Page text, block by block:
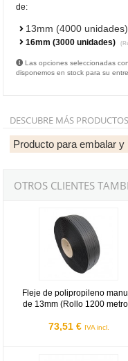
de:
13mm (4000 unidades)
16mm (3000 unidades)
Las opciones seleccionadas
disponemos en stock para su
DESCUBRE MÁS
Producto para embalar y
OTROS CLIENTES
Fleje de polipropileno
de 13mm (Rollo 1200
73,51 € IVA incl.
Rampas para bordillos